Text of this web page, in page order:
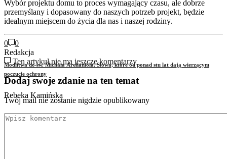
Modlitwa do św. Michała Archanioła. Słowa, które od ponad stu lat dają wierzącym
poczucie ochrony
Rebeka Kamińska
Wybór projektu domu to proces wymagający czasu, ale dobrze
przemyślany i dopasowany do naszych potrzeb projekt, będzie
idealnym miejscem do życia dla nas i naszej rodziny.
0
0
Redakcja
Ten artykuł nie ma jeszcze komentarzy
Dodaj swoje zdanie na ten temat
Twój mail nie zostanie nigdzie opublikowany